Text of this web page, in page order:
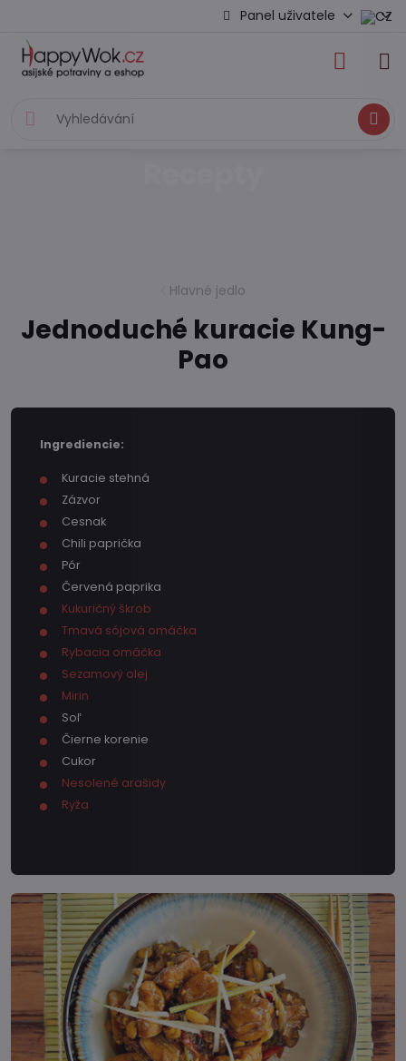
Panel uživatele
Hledat
Hlavné jedlo
Jednoduché kuracie Kung-
Pao
Ingrediencie:
Kuracie stehná
Zázvor
Cesnak
Chili paprička
Pór
Červená paprika
Kukuričný škrob
Tmavá sójová omáčka
Rybacia omáčka
Sezamový olej
Mirin
Soľ
Čierne korenie
Cukor
Nesolené arašidy
Ryža